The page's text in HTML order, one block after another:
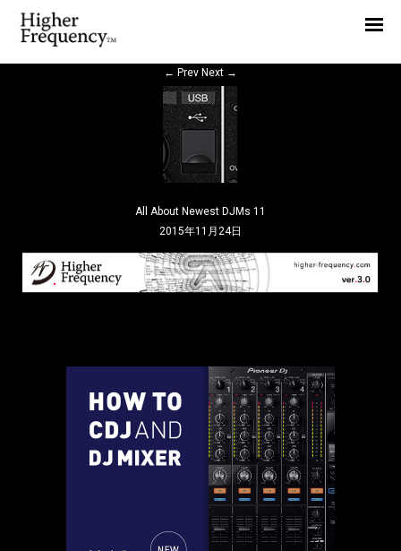
← Prev Next →
All About Newest DJMs 11
2015年11月24日
News
Interview
Highlight
Report